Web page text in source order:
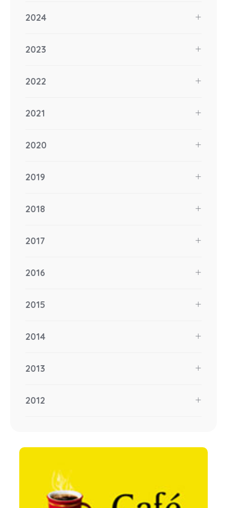
2024
2023
2022
2021
2020
2019
2018
2017
2016
2015
2014
2013
2012